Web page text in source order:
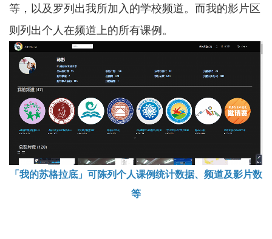
等，以及罗列出我所加入的学校频道。而我的影片区
则列出个人在频道上的所有课例。
「我的苏格拉底」可陈列个人课例统计数据、频道及影片数
等